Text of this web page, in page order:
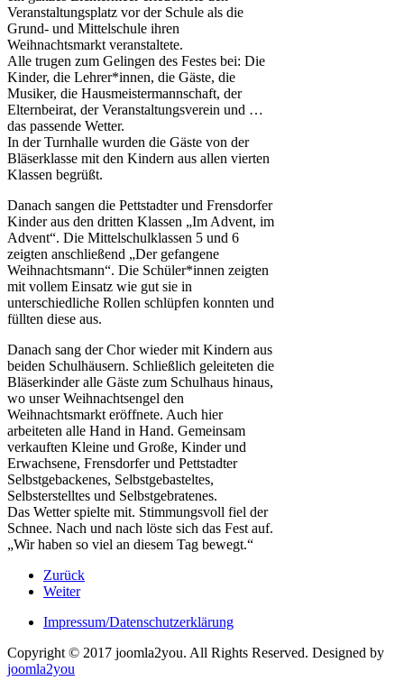
Veranstaltungsplatz vor der Schule als die
Grund- und Mittelschule ihren
Weihnachtsmarkt veranstaltete.
Alle trugen zum Gelingen des Festes bei: Die
Kinder, die Lehrer*innen, die Gäste, die
Musiker, die Hausmeistermannschaft, der
Elternbeirat, der Veranstaltungsverein und …
das passende Wetter.
In der Turnhalle wurden die Gäste von der
Bläserklasse mit den Kindern aus allen vierten
Klassen begrüßt.
Danach sangen die Pettstadter und Frensdorfer
Kinder aus den dritten Klassen „Im Advent, im
Advent“. Die Mittelschulklassen 5 und 6
zeigten anschließend „Der gefangene
Weihnachtsmann“. Die Schüler*innen zeigten
mit vollem Einsatz wie gut sie in
unterschiedliche Rollen schlüpfen konnten und
füllten diese aus.
Danach sang der Chor wieder mit Kindern aus
beiden Schulhäusern. Schließlich geleiteten die
Bläserkinder alle Gäste zum Schulhaus hinaus,
wo unser Weihnachtsengel den
Weihnachtsmarkt eröffnete. Auch hier
arbeiteten alle Hand in Hand. Gemeinsam
verkauften Kleine und Große, Kinder und
Erwachsene, Frensdorfer und Pettstadter
Selbstgebackenes, Selbstgebasteltes,
Selbsterstelltes und Selbstgebratenes.
Das Wetter spielte mit. Stimmungsvoll fiel der
Schnee. Nach und nach löste sich das Fest auf.
„Wir haben so viel an diesem Tag bewegt.“
Zurück
Weiter
Impressum/Datenschutzerklärung
Copyright © 2017 joomla2you. All Rights Reserved. Designed by
joomla2you